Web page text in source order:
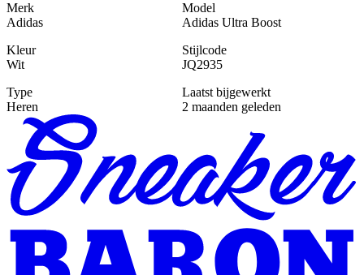
Merk
Adidas
Model
Adidas Ultra Boost
Kleur
Wit
Stijlcode
JQ2935
Type
Heren
Laatst bijgewerkt
2 maanden geleden